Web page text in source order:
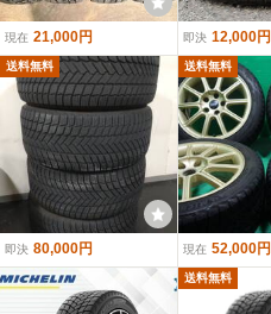
現在 21,000円 即決 12,000円
送料無料
即決 80,000円
送料無料
現在 52,000円
送料無料